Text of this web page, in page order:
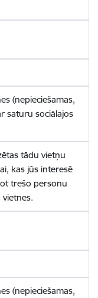
(nepieciešamas,
saturu sociālajos
tādu vietņu
kas jūs interesē
trešo personu
vietnes.
(nepieciešamas,